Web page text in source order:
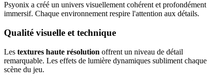
Psyonix a créé un univers visuellement cohérent et profondément
immersif. Chaque environnement respire l'attention aux détails.
Qualité visuelle et technique
Les textures haute résolution offrent un niveau de détail
remarquable. Les effets de lumière dynamiques subliment chaque
scène du jeu.